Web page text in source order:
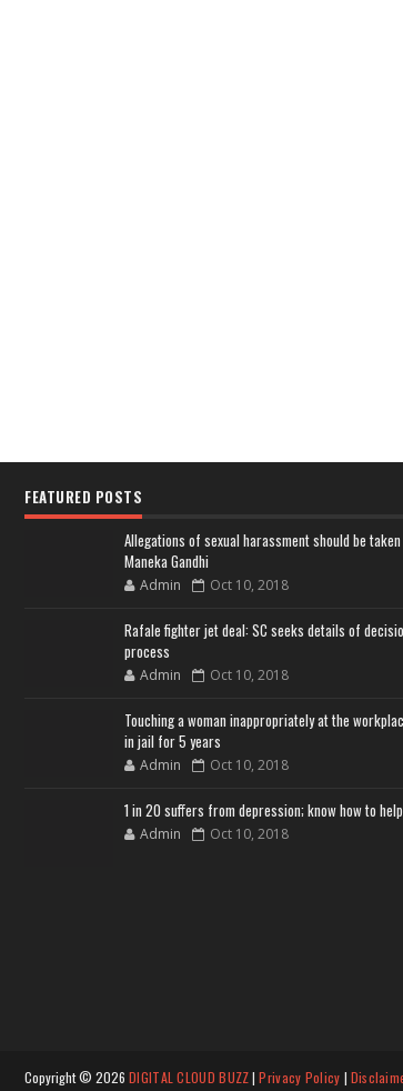
FEATURED POSTS
Allegations of sexual harassment should be
Maneka Gandhi
Admin Oct 10, 2018
Rafale fighter jet deal: SC seeks details of
process
Admin Oct 10, 2018
Touching a woman inappropriately at the
in jail for 5 years
Admin Oct 10, 2018
1 in 20 suffers from depression; know how to
Admin Oct 10, 2018
Copyright © 2026 DIGITAL CLOUD BUZZ|Privacy Policy |